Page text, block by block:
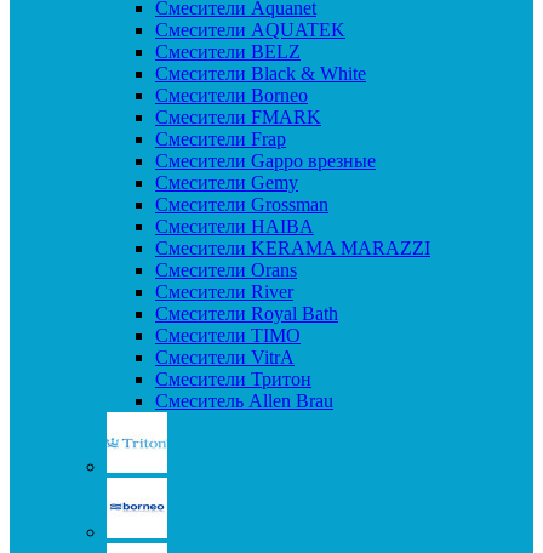
Смесители Aquanet
Смесители AQUATEK
Смесители BELZ
Смесители Black & White
Смесители Borneo
Смесители FMARK
Смесители Frap
Смесители Gappo врезные
Смесители Gemy
Смесители Grossman
Смесители HAIBA
Смесители KERAMA MARAZZI
Смесители Orans
Смесители River
Смесители Royal Bath
Смесители TIMO
Смесители VitrA
Смесители Тритон
Смеситель Allen Brau